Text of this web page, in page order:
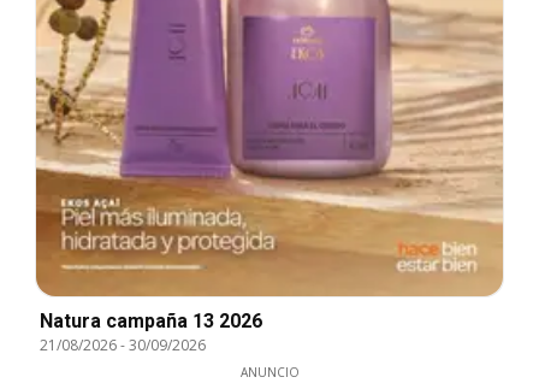
Natura campaña 13 2026
21/08/2026-30/09/2026
ANUNCIO